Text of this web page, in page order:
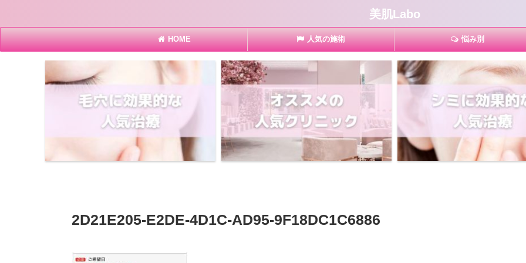
美肌Labo
HOME 人気の施術 悩み別
2D21E205-E2DE-4D1C-AD95-9F18DC1C6886